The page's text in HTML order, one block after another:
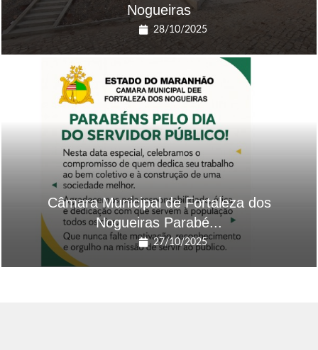
Nogueiras
28/10/2025
Câmara Municipal de Fortaleza dos
Nogueiras Parabé...
27/10/2025